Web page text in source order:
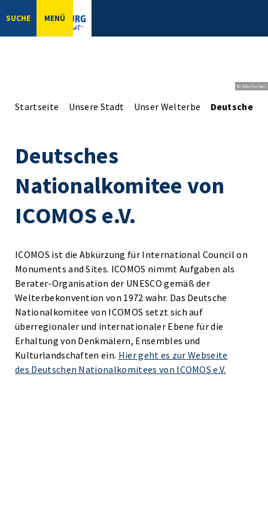
SUCHE MENÜ
© bbsferrari
Startseite Unsere Stadt Unser Welterbe Deutsches
Deutsches
Nationalkomitee von
ICOMOS e.V.
ICOMOS ist die Abkürzung für International Council on
Monuments and Sites. ICOMOS nimmt Aufgaben als
Berater-Organisation der UNESCO gemäß der
Welterbekonvention von 1972 wahr. Das Deutsche
Nationalkomitee von ICOMOS setzt sich auf
überregionaler und internationaler Ebene für die
Erhaltung von Denkmälern, Ensembles und
Kulturlandschaften ein. Hier geht es zur Webseite
des Deutschen Nationalkomitees von ICOMOS e.V.